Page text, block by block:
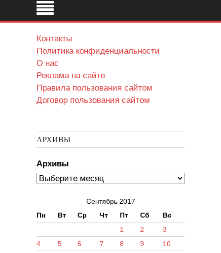
Контакты
Политика конфиденциальности
О нас
Реклама на сайте
Правила пользования сайтом
Договор пользования сайтом
АРХИВЫ
Архивы
Сентябрь 2017
Пн
Вт Ср Чт Пт Сб Вс
1 2
3
4
5 6 7 8 9
10